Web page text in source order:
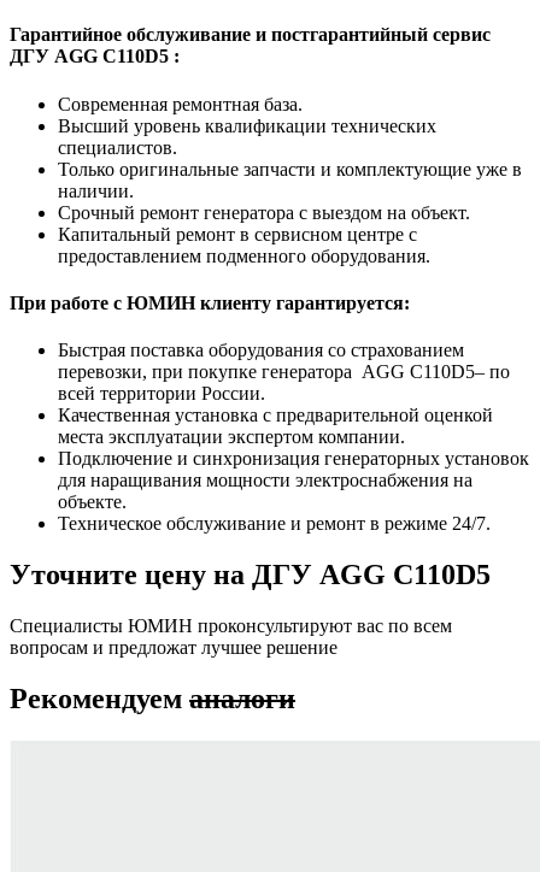
Гарантийное обслуживание и постгарантийный сервис
ДГУ AGG C110D5 :
Современная ремонтная база.
Высший уровень квалификации технических
специалистов.
Только оригинальные запчасти и комплектующие уже в
наличии.
Срочный ремонт генератора с выездом на объект.
Капитальный ремонт в сервисном центре с
предоставлением подменного оборудования.
При работе с ЮМИН клиенту гарантируется:
Быстрая поставка оборудования со страхованием
перевозки, при покупке генератора AGG C110D5– по
всей территории России.
Качественная установка с предварительной оценкой
места эксплуатации экспертом компании.
Подключение и синхронизация генераторных установок
для наращивания мощности электроснабжения на
объекте.
Техническое обслуживание и ремонт в режиме 24/7.
Уточните цену на ДГУ AGG C110D5
Специалисты ЮМИН проконсультируют вас по всем
вопросам и предложат лучшее решение
Рекомендуем аналоги